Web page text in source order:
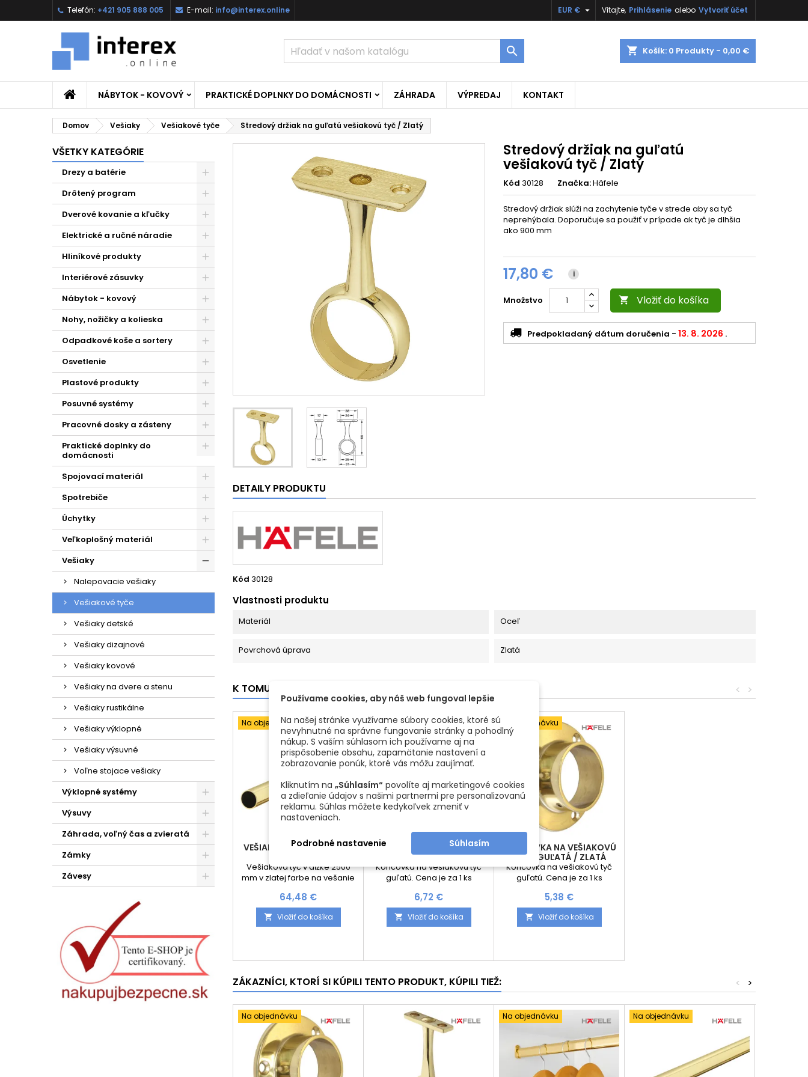
Telefón: +421 905 888 005 E-mail: info@interex.online Vitajte, Prihlásenie alebo Vytvoriť účet
EUR € 
shopping_cart Košík: 0 Produkty - 0,00 €

NÁBYTOK - KOVOVÝ PRAKTICKÉ DOPLNKY DO DOMÁCNOSTI ZÁHRADA VÝPREDAJ KONTAKT
Domov Vešiaky Vešiakové tyče Stredový držiak na guľatú vešiakovú tyč / Zlatý
VŠETKY KATEGÓRIE
Drezy a batérie
Drôtený program
Dverové kovanie a kľučky
Elektrické a ručné náradie
Hliníkové produkty
Interiérové zásuvky
Nábytok - kovový
Nohy, nožičky a kolieska
Odpadkové koše a sortery
Osvetlenie
Plastové produkty
Posuvné systémy
Pracovné dosky a zásteny
Praktické doplnky do
domácnosti
Spojovací materiál
Spotrebiče
Úchytky
Veľkoplošný materiál
Vešiaky
Nalepovacie vešiaky
Vešiakové tyče
Vešiaky detské
Vešiaky dizajnové
Vešiaky kovové
Vešiaky na dvere a stenu
Vešiaky rustikálne
Vešiaky výklopné
Vešiaky výsuvné
Voľne stojace vešiaky
Výklopné systémy
Výsuvy
Záhrada, voľný čas a zvieratá
Zámky
Závesy
Stredový držiak na guľatú
vešiakovú tyč / Zlatý
Kód 30128 Značka:Häfele
Stredový držiak slúži na zachytenie tyče v strede aby sa tyč
neprehýbala. Doporučuje sa použiť v prípade ak tyč je dlhšia
ako 900 mm
17,80 € i
Množstvo  Vložiť do košíka
Predpokladaný dátum doručenia - 13. 8. 2026 .
DETAILY PRODUKTU
Kód 30128
Vlastnosti produktu
Materiál Oceľ
Povrchová úprava Zlatá
K TOMUTO PRODUKTU ODPORÚČAME >
<
Na objednávku
VEŠIAKOVÁ TYČ GULATÁ /
Vešiaková tyč v dĺžke 2500
mm v zlatej farbe na vešanie
Cena
64,48 €
 Vložiť do košíka
Na objednávku
KONCOVKA NA VEŠIAKOVÚ
TYČ - GUĽATÁ / ZLATÁ
Koncovka na vešiakovú tyč
guľatú. Cena je za 1 ks
Cena
6,72 €
 Vložiť do košíka
Na objednávku
KONCOVKA NA VEŠIAKOVÚ
TYČ - GUĽATÁ / ZLATÁ
Koncovka na vešiakovú tyč
guľatú. Cena je za 1 ks
Cena
5,38 €
 Vložiť do košíka
ZÁKAZNÍCI, KTORÍ SI KÚPILI TENTO PRODUKT, KÚPILI TIEŽ: >
<
Na objednávku Na objednávku Na objednávku
Používame cookies, aby náš web fungoval lepšie
Na našej stránke využívame súbory cookies, ktoré sú
nevyhnutné na správne fungovanie stránky a pohodlný
nákup. S vaším súhlasom ich používame aj na
prispôsobenie obsahu, zapamätanie nastavení a
zobrazovanie ponúk, ktoré vás môžu zaujímať.
Kliknutím na „Súhlasím“ povolíte aj marketingové cookies
a zdieľanie údajov s našimi partnermi pre personalizovanú
reklamu. Súhlas môžete kedykoľvek zmeniť v
nastaveniach.
Podrobné nastavenie Súhlasím